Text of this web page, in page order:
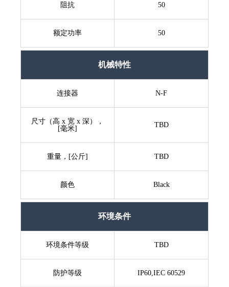
阻抗 50
额定功率 50
机械特性
连接器 N-F
尺寸（高 x 宽 x 深），
[毫米]
TBD
重量，[公斤] TBD
颜色 Black
环境条件
环境条件等级 TBD
防护等级 IP60,IEC 60529